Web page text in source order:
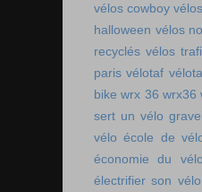
vélos cowboy
halloween vélos
recyclés vélos
paris vélotaf
bike wrx 36 wrx36
sert un vélo gravel
vélo école de
économie du vélo
électrifier son vélo